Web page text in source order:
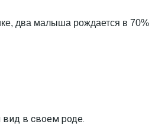
два малыша рождается в 70%
в своем роде.